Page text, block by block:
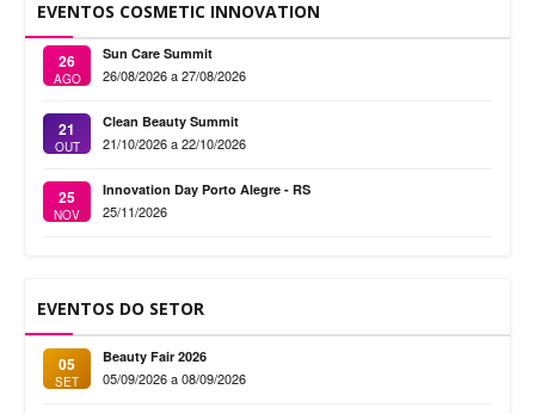
EVENTOS COSMETIC INNOVATION
26
AGO
Sun Care Summit
26/08/2026 a 27/08/2026
21
OUT
Clean Beauty Summit
21/10/2026 a 22/10/2026
25
NOV
Innovation Day Porto Alegre - RS
25/11/2026
EVENTOS DO SETOR
05
SET
Beauty Fair 2026
05/09/2026 a 08/09/2026